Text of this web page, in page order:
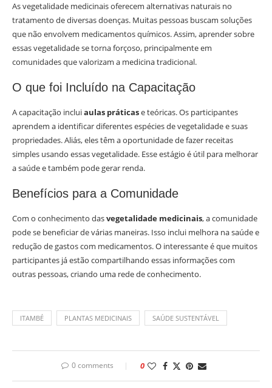
As vegetalidade medicinais oferecem alternativas naturais no
tratamento de diversas doenças. Muitas pessoas buscam soluções
que não envolvem medicamentos químicos. Assim, aprender sobre
essas vegetalidade se torna forçoso, principalmente em
comunidades que valorizam a medicina tradicional.
O que foi Incluído na Capacitação
A capacitação incluiaulas práticase teóricas. Os participantes
aprendem a identificar diferentes espécies de vegetalidade e suas
propriedades. Aliás, eles têm a oportunidade de fazer receitas
simples usando essas vegetalidade. Esse estágio é útil para melhorar
a saúde e também pode gerar renda.
Benefícios para a Comunidade
Com o conhecimento dasvegetalidade medicinais, a comunidade
pode se beneficiar de várias maneiras. Isso inclui melhora na saúde e
redução de gastos com medicamentos. O interessante é que muitos
participantes já estão compartilhando essas informações com
outras pessoas, criando uma rede de conhecimento.
ITAMBÉ PLANTAS MEDICINAIS SAÚDE SUSTENTÁVEL
0 comments 0